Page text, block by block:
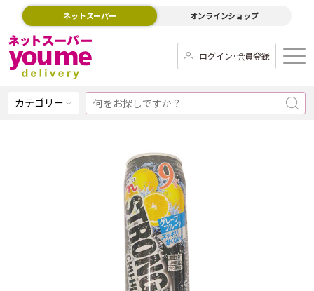
ネットスーパー オンラインショップ
ログイン･会員登録
カテゴリー